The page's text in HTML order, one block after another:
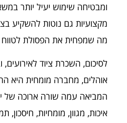
ומבטיחה שימוש יעיל יותר
מקצועיות גם נוטות להשקיע
מה שמפחית את הפסולת לטווח
לסיכום, השכרת ציוד
אוהלים, מחברה מומחית היא
המביאה עמה שורה ארוכה של
איכות, מגוון, מומחיות, חיסכון,